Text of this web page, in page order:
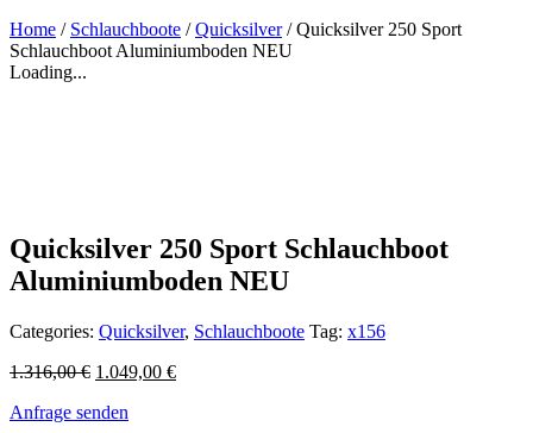
Home / Schlauchboote /Quicksilver/ Quicksilver 250 Sport
Schlauchboot Aluminiumboden NEU
Loading...
Quicksilver 250 Sport Schlauchboot
Aluminiumboden NEU
Categories: Quicksilver, Schlauchboote Tag: x156
1.316,00€ 1.049,00 €
Anfrage senden